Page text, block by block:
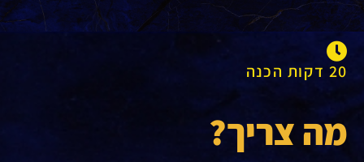
20 דקות הכנה
מה צריך?